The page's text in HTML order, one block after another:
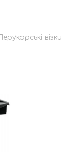
Перукарські візки